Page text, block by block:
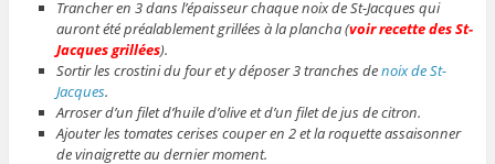
Trancher en 3 dans l’épaisseur chaque noix de St-Jacques qui
auront été préalablement grillées à la plancha (voir recette des St-
Jacques grillées).
Sortir les crostini du four et y déposer 3 tranches denoix de St-
Jacques.
Arroser d’un filet d’huile d’olive et d’un filet de jus de citron.
Ajouter les tomates cerises couper en 2 et la roquette assaisonner
de vinaigrette au dernier moment.